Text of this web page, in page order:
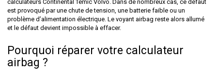
calculateurs Continental Temic Volvo. Dans de nombreux cas, ce défaut
est provoqué par une chute de tension, une batterie faible ou un
problème d’alimentation électrique. Le voyant airbag reste alors allumé
et le défaut devient impossible à effacer.
Pourquoi réparer votre calculateur
airbag ?